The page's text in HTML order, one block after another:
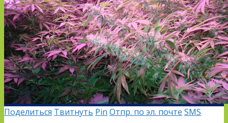
Поделиться Твитнуть Pin Отпр. по эл. почте SMS